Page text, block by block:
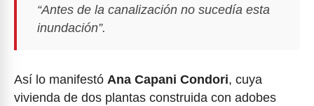
“Antes de la canalización no sucedía esta
inundación”.
Así lo manifestó Ana Capani Condori, cuya
vivienda de dos plantas construida con adobes